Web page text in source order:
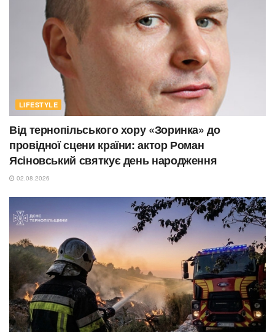
LIFESTYLE
Від тернопільського хору «Зоринка» до
провідної сцени країни: актор Роман
Ясіновський святкує день народження
02.08.2026